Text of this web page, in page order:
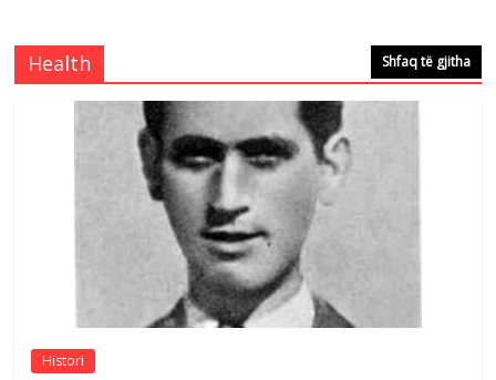
e invalidëve në Fushë Kosovë
Comments Off
Çlirimtari Agron Gërvalla me takime pune
në atdhe të shoqerisë Levizja
August 3, 2026 Comments Off
Postim me vlera nga artistja e mirëfilltë
Mimoza Gjoni
August 6, 2026 Comments Off
Health Shfaq të gjitha
Histori